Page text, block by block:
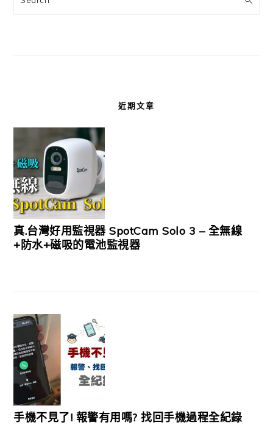
近期文章
真.台灣好用監視器 SpotCam Solo 3 – 全無線
+防水+磁吸的電池監視器
手機不見了! 報警有用嗎? 找回手機過程全紀錄